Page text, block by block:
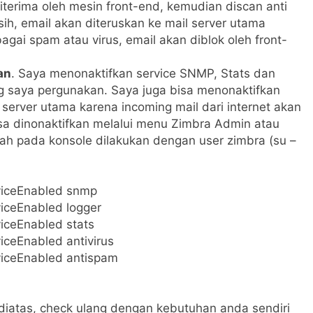
oleh mesin front-end, kemudian discan anti
email akan diteruskan ke mail server utama
spam atau virus, email akan diblok oleh front-
. Saya menonaktifkan service SNMP, Stats dan
pergunakan. Saya juga bisa menonaktifkan
utama karena incoming mail dari internet akan
dinonaktifkan melalui menu Zimbra Admin atau
pada konsole dilakukan dengan user zimbra (su –
snmp
logger
stats
antivirus
antispam
check ulang dengan kebutuhan anda sendiri